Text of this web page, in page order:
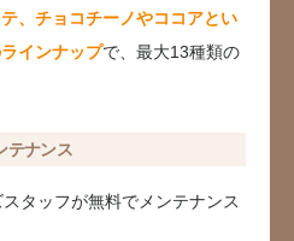
、チョコチーノやココアとい
インナップで、最大13種類の
テナンス
スタッフが無料でメンテナンス